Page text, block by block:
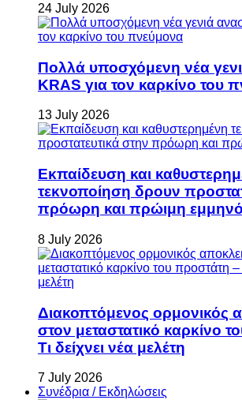
24 July 2026
Πολλά υποσχόμενη νέα
KRAS για τον καρκίνο του
13 July 2026
Εκπαίδευση και
τεκνοποίηση δρουν
πρόωρη και πρώιμη
8 July 2026
Διακοπτόμενος ορμονικός
στον μεταστατικό καρκίνο
Τι δείχνει νέα μελέτη
7 July 2026
Συνέδρια / Εκδηλώσεις